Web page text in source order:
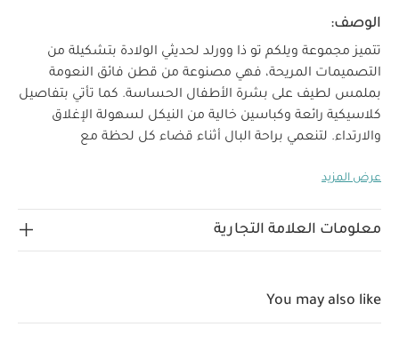
الوصف:
تتميز مجموعة ويلكم تو ذا وورلد لحديثي الولادة بتشكيلة من
التصميمات المريحة، فهي مصنوعة من قطن فائق النعومة
بملمس لطيف على بشرة الأطفال الحساسة. كما تأتي بتفاصيل
كلاسيكية رائعة وكباسين خالية من النيكل لسهولة الإغلاق
والارتداء. لتنعمي براحة البال أثناء قضاء كل لحظة مع
في واحد طويل الأكمام المصنوع من قطن عضوي ناعم، ويأتي
المنتج:
واحدة بأكمام قصيرة قماش عضوي بلون أبيض - 5 قطع
عرض المزيد
معلومات العلامة التجارية
You may also like